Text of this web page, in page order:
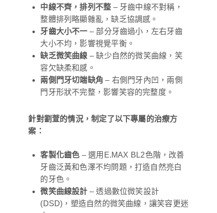
中線不齊，排列不整 – 牙齒中線不對稱，
整體排列略顯雜亂，缺乏協調感。
牙齒大小不一 – 部分牙齒過小，左右牙齒
大小不均，影響視覺平衡。
缺乏微笑曲線 – 缺少自然的微笑曲線，笑
容欠缺柔和感。
兩側門牙切端缺角 – 右側門牙內凹，兩側
門牙形狀不完整，影響笑容的完整度。
針對劉萱的情況，制定了以下專屬的治療方
案：
客製化齒色 – 選用E.MAX BL2色階，改善
牙齒泛黃和色澤不均問題，打造自然亮白
的牙色。
微笑曲線設計 – 透過數位微笑設計
(DSD)，塑造自然的微笑曲線，讓笑容更迷